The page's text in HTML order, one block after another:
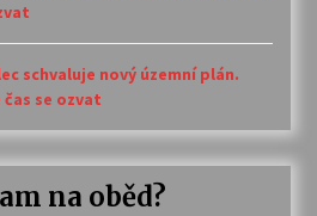
schvaluje nový územní plán.
čas se ozvat
na oběd?